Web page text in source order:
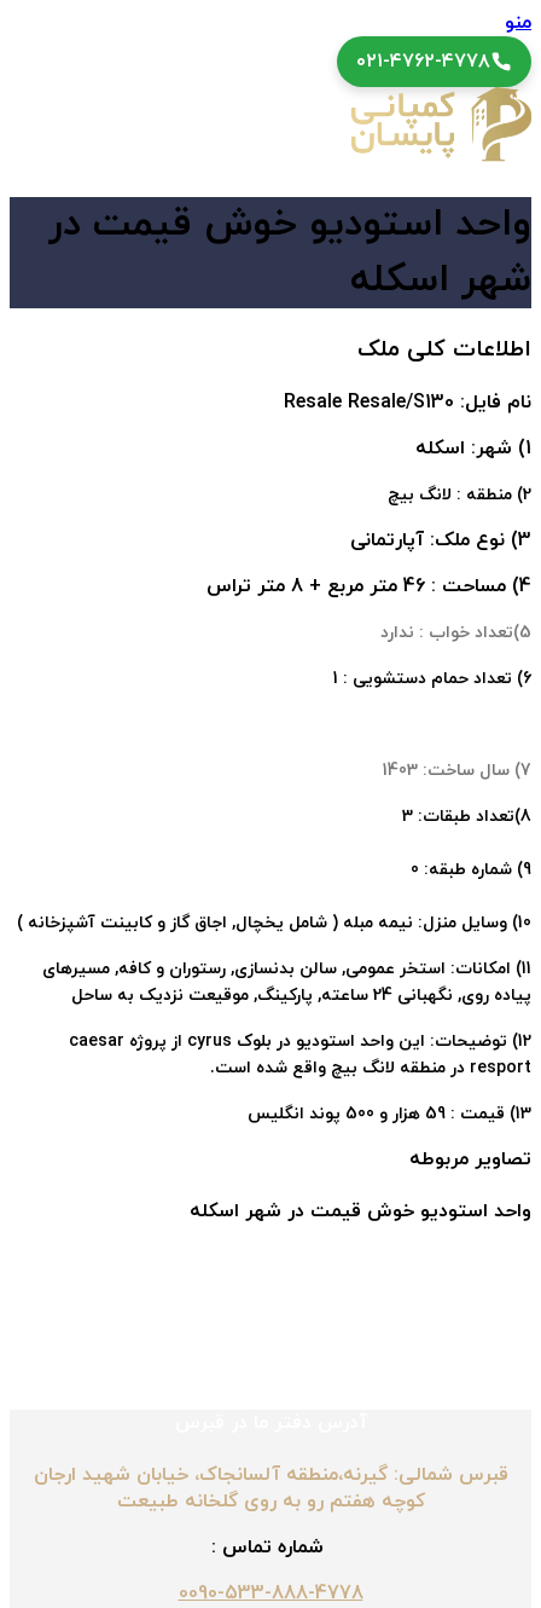
منو
۰۲۱-۴۷۶۲-۴۷۷۸
واحد استودیو خوش قیمت در
شهر اسکله
اطلاعات کلی ملک
نام فایل: Resale Resale/S130
1) شهر: اسکله
2) منطقه : لانگ بیچ
3) نوع ملک: آپارتمانی
4) مساحت : 46 متر مربع + 8 متر تراس
5)تعداد خواب : ندارد
6) تعداد حمام دستشویی : 1
7) سال ساخت: 1403
8)تعداد طبقات: 3
9) شماره طبقه: 0
10) وسایل منزل: نیمه مبله ( شامل یخچال, اجاق گاز و کابینت آشپزخانه )
11) امکانات: استخر عمومی, سالن بدنسازی, رستوران و کافه, مسیرهای
پیاده روی, نگهبانی 24 ساعته, پارکینگ, موقیعت نزدیک به ساحل
12) توضیحات: این واحد استودیو در بلوک cyrus از پروژه caesar
resport در منطقه لانگ بیچ واقع شده است.
13) قیمت : 59 هزار و 500 پوند انگلیس
تصاویر مربوطه
واحد استودیو خوش قیمت در شهر اسکله
قبرس شمالی: گیرنه،منطقه آلسانجاک، خیابان شهید ارجان
کوچه هفتم رو به روی گلخانه طبیعت
شماره تماس :
0090-533-888-4778